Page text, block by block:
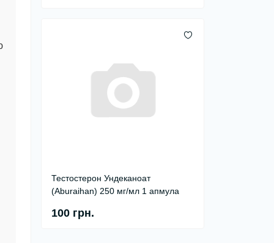
Тестостерон Ундеканоат
(Aburaihan) 250 мг/мл 1 апмула
100 грн.